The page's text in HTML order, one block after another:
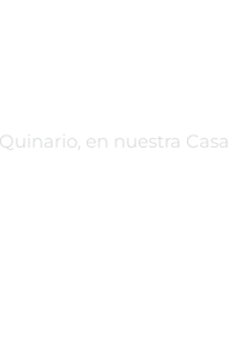
en nuestra Casa